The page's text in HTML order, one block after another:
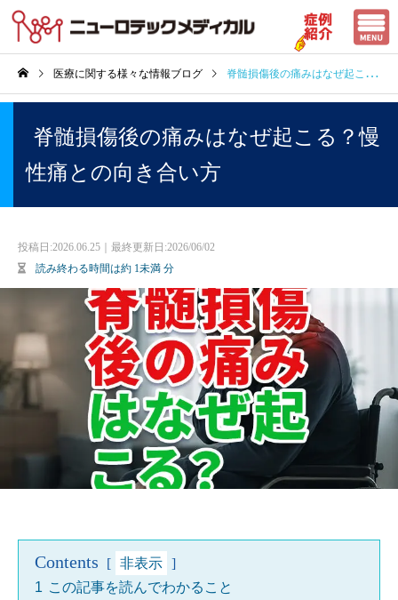
医療に関する様々な情報ブログ 脊髄損傷後の痛みはなぜ起こる？慢性痛との向き合い方
脊髄損傷後の痛みはなぜ起こる？慢
性痛との向き合い方
投稿日:2026.06.25｜最終更新日:2026/06/02
読み終わる時間は約 1未満 分
Contents
非表示
1 この記事を読んでわかること